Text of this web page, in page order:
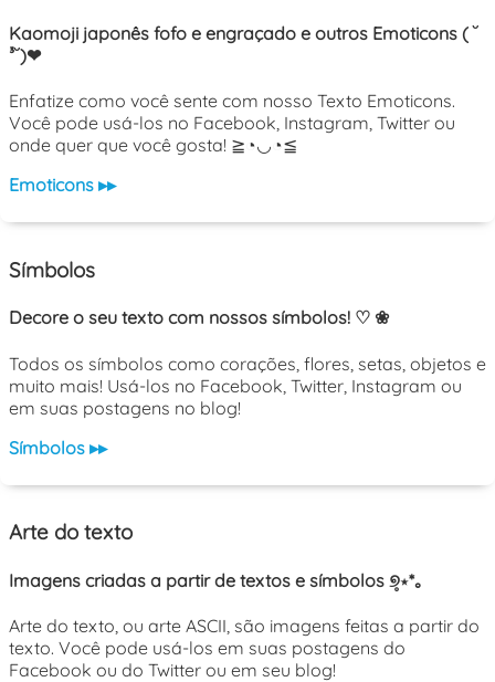
Kaomoji japonês fofo e engraçado e outros Emoticons ( ˘
³˘)❤
Enfatize como você sente com nosso Texto Emoticons.
Você pode usá-los no Facebook, Instagram, Twitter ou
onde quer que você gosta! ≧◔◡◔≦
Emoticons ▸▸
Símbolos
Decore o seu texto com nossos símbolos! ♡ ❀
Todos os símbolos como corações, flores, setas, objetos e
muito mais! Usá-los no Facebook, Twitter, Instagram ou
em suas postagens no blog!
Símbolos ▸▸
Arte do texto
Imagens criadas a partir de textos e símbolos ୭̥⋆*｡
Arte do texto, ou arte ASCII, são imagens feitas a partir do
texto. Você pode usá-los em suas postagens do
Facebook ou do Twitter ou em seu blog!